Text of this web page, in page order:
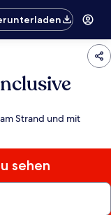
Strand und mit
sehen